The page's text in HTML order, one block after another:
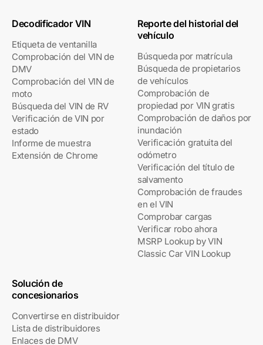
Decodificador VIN
Etiqueta de ventanilla
Comprobación del VIN de
DMV
Comprobación del VIN de
moto
Búsqueda del VIN de RV
Verificación de VIN por
estado
Informe de muestra
Extensión de Chrome
Reporte del historial del
vehículo
Búsqueda por matrícula
Búsqueda de propietarios
de vehículos
Comprobación de
propiedad por VIN gratis
Comprobación de daños por
inundación
Verificación gratuita del
odómetro
Verificación del título de
salvamento
Comprobación de fraudes
en el VIN
Comprobar cargas
Verificar robo ahora
MSRP Lookup by VIN
Classic Car VIN Lookup
Solución de
concesionarios
Convertirse en distribuidor
Lista de distribuidores
Enlaces de DMV